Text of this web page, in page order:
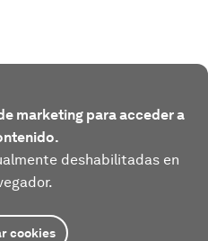
marketing para acceder a
deshabilitadas en
cookies